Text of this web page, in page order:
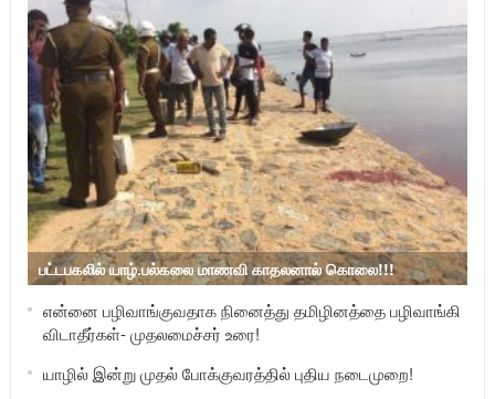
பட்டபகலில் யாழ்.பல்கலை மாணவி காதலனால் கொலை!!!
என்னை பழிவாங்குவதாக நினைத்து தமிழினத்தை பழிவாங்கி
விடாதீர்கள்- முதலமைச்சர் உரை!
யாழில் இன்று முதல் போக்குவரத்தில் புதிய நடைமுறை!